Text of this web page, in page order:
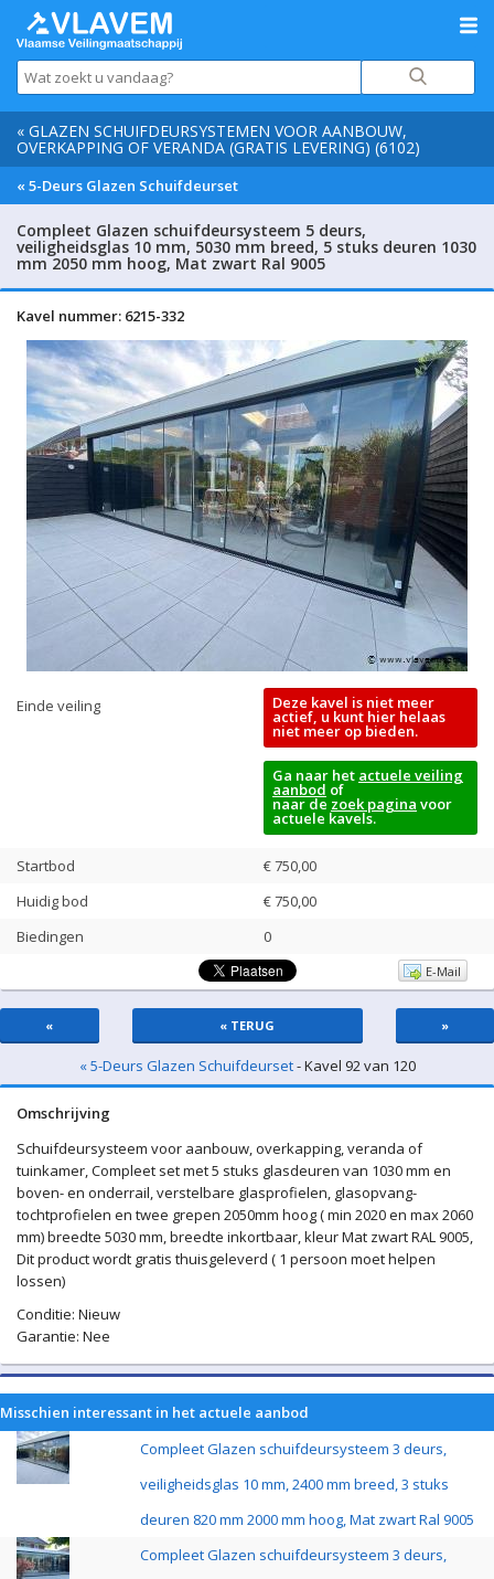
« GLAZEN SCHUIFDEURSYSTEMEN VOOR AANBOUW,
OVERKAPPING OF VERANDA (GRATIS LEVERING) (6102)
« 5-Deurs Glazen Schuifdeurset
Compleet Glazen schuifdeursysteem 5 deurs,
veiligheidsglas 10 mm, 5030 mm breed, 5 stuks deuren 1030
mm 2050 mm hoog, Mat zwart Ral 9005
Kavel nummer: 6215-332
Einde veiling Deze kavel is niet meer
actief, u kunt hier helaas
niet meer op bieden.
Ga naar het actuele veiling
aanbod of
naar de zoek pagina voor
actuele kavels.
Startbod
€ 750,00
Huidig bod
€750,00
Biedingen
0
E-Mail
« « TERUG »
« 5-Deurs Glazen Schuifdeurset- Kavel 92 van 120
Omschrijving
Schuifdeursysteem voor aanbouw, overkapping, veranda of
tuinkamer, Compleet set met 5 stuks glasdeuren van 1030 mm en
boven- en onderrail, verstelbare glasprofielen, glasopvang-
tochtprofielen en twee grepen 2050mm hoog ( min 2020 en max 2060
mm) breedte 5030 mm, breedte inkortbaar, kleur Mat zwart RAL 9005,
Dit product wordt gratis thuisgeleverd ( 1 persoon moet helpen
lossen)
Conditie: Nieuw
Garantie: Nee
Misschien interessant in het actuele aanbod
Compleet Glazen schuifdeursysteem 3 deurs,
veiligheidsglas 10 mm, 2400 mm breed, 3 stuks
deuren 820 mm 2000 mm hoog, Mat zwart Ral 9005
Compleet Glazen schuifdeursysteem 3 deurs,